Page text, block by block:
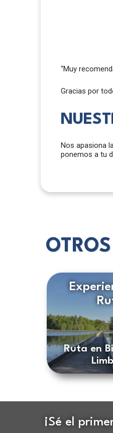
“Muy
Gracias por
Nos apasiona
ponemos a tu
Ruta en
¡Sé el